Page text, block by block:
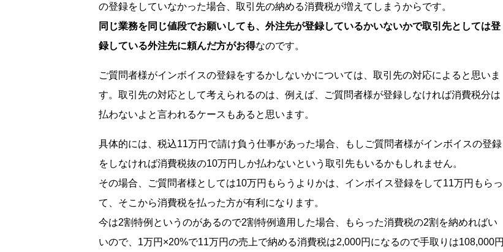
の登録をしていなかった場合、取引先の納める消費税が増えてしまうからです。
同じ業務を同じ値段でお願いしても、外注先が登録しているかいないかで取引先としては登
録している外注先に頼んだ方がお得なのです。
ご質問者様がインボイスの登録をするかしないかについては、取引先の対応によると思いま
す。取引先の対応として考えられるのは、例えば、ご質問者様が登録しなければ消費税分は
払わないよと言われるケースもあると思います。
具体的には、税込11万円で請け負う仕事があった場合、もしご質問者様がインボイスの登録
をしなければ消費税抜の10万円しか払わないという取引先もいるかもしれません。
その場合、ご質問者様としては10万円もらうよりかは、インボイス登録をして11万円もらっ
て、そこから消費税を払った方が有利になります。
今は2割特例というのがあるので2割特例適用した場合、もらった消費税の2割を納めればい
いので、1万円×20%で11万円の売上で納める消費税は2,000円になるので手取りは108,000円